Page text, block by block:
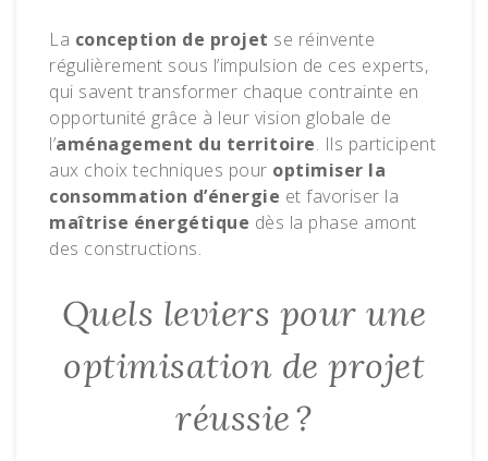
La conception de projet se réinvente
régulièrement sous l’impulsion de ces experts,
qui savent transformer chaque contrainte en
opportunité grâce à leur vision globale de
l’aménagement du territoire. Ils participent
aux choix techniques pour optimiser la
consommation d’énergie et favoriser la
maîtrise énergétique dès la phase amont
des constructions.
Quels leviers pour une
optimisation de projet
réussie ?